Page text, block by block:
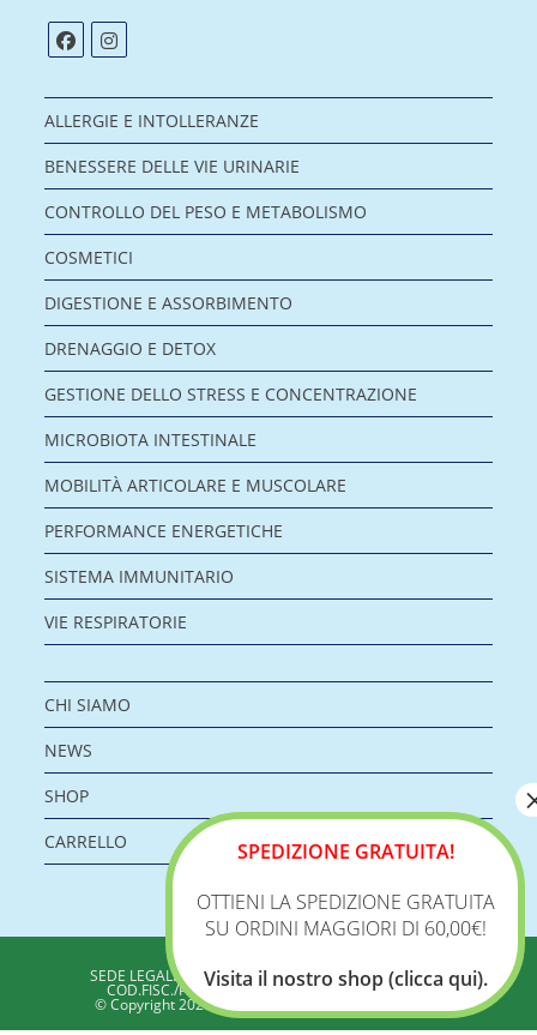
ALLERGIE E INTOLLERANZE
BENESSERE DELLE VIE URINARIE
CONTROLLO DEL PESO E METABOLISMO
COSMETICI
DIGESTIONE E ASSORBIMENTO
DRENAGGIO E DETOX
GESTIONE DELLO STRESS E CONCENTRAZIONE
MICROBIOTA INTESTINALE
MOBILITÀ ARTICOLARE E MUSCOLARE
PERFORMANCE ENERGETICHE
SISTEMA IMMUNITARIO
VIE RESPIRATORIE
CHI SIAMO
NEWS
SHOP
CARRELLO
SEDE LEGALE: VIA DELLA ZECCA 1 – 40100 BOLOGNA
COD.FISC./P.IVA: 04198960371 - REA: BO 353313
© Copyright 2020 - Biologica – Integratori Alimentari
SPEDIZIONE GRATUITA!
OTTIENI LA SPEDIZIONE GRATUITA
SU ORDINI MAGGIORI DI 60,00€!
Visita il nostro shop (clicca qui).